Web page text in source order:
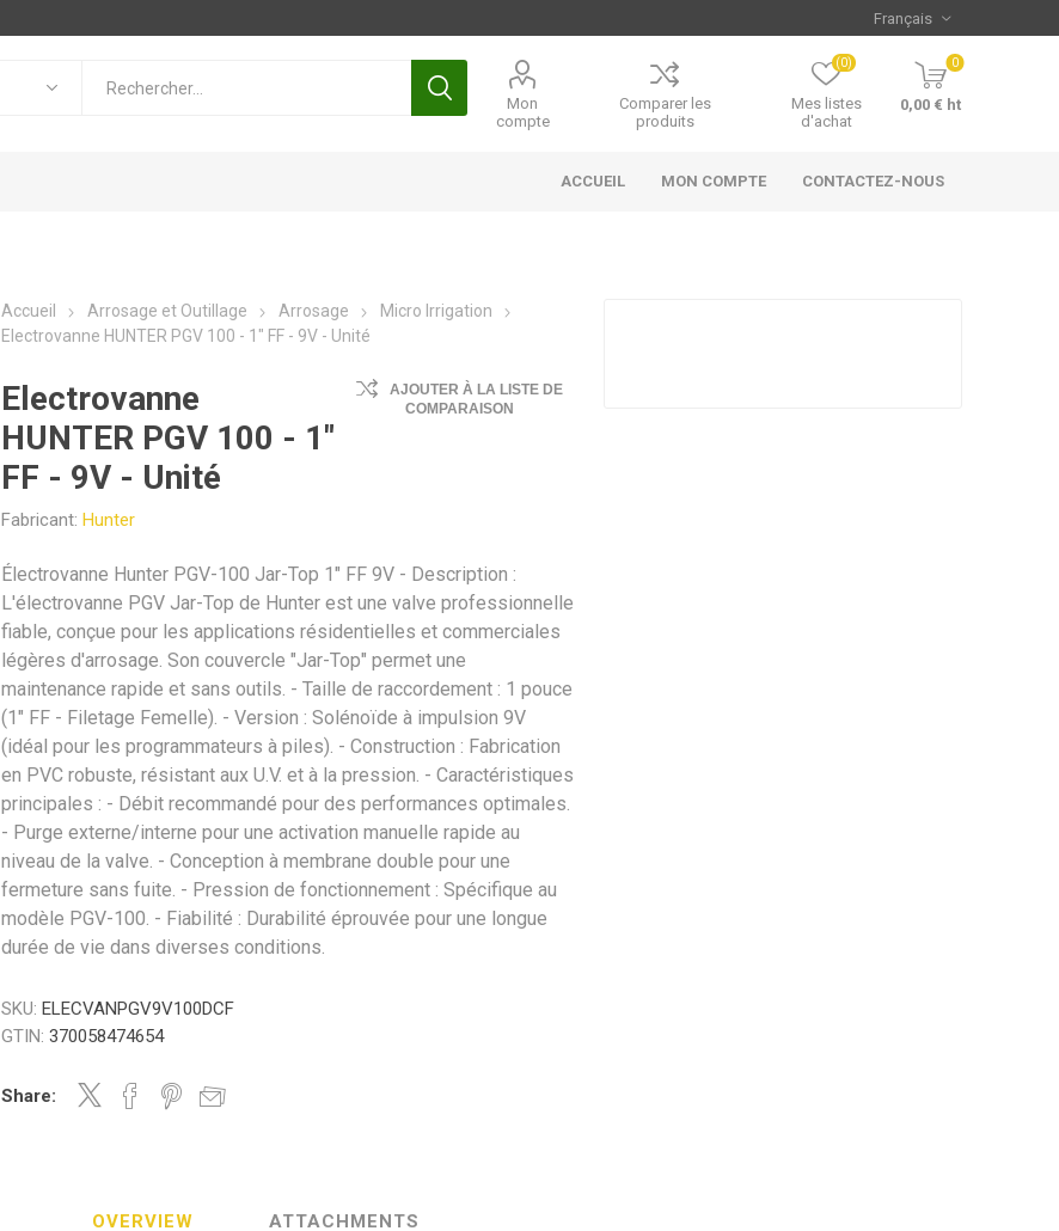
Mon
compte
Comparer les
produits
Mes listes
d'achat
(0) 0
0,00 € ht
ACCUEIL MON COMPTE CONTACTEZ-NOUS
Accueil Arrosage et Outillage Arrosage
Micro Irrigation
Electrovanne HUNTER PGV 100 - 1" FF - 9V - Unité
Electrovanne
HUNTER PGV 100 - 1"
FF - 9V - Unité
Fabricant: Hunter
AJOUTER À LA LISTE DE
COMPARAISON
Électrovanne Hunter PGV-100 Jar-Top 1" FF 9V - Description :
L'électrovanne PGV Jar-Top de Hunter est une valve professionnelle
fiable, conçue pour les applications résidentielles et commerciales
légères d'arrosage. Son couvercle "Jar-Top" permet une
maintenance rapide et sans outils. - Taille de raccordement : 1 pouce
(1" FF - Filetage Femelle). - Version : Solénoïde à impulsion 9V
(idéal pour les programmateurs à piles). - Construction : Fabrication
en PVC robuste, résistant aux U.V. et à la pression. - Caractéristiques
principales : - Débit recommandé pour des performances optimales.
- Purge externe/interne pour une activation manuelle rapide au
niveau de la valve. - Conception à membrane double pour une
fermeture sans fuite. - Pression de fonctionnement : Spécifique au
modèle PGV-100. - Fiabilité : Durabilité éprouvée pour une longue
durée de vie dans diverses conditions.
SKU: ELECVANPGV9V100DCF
GTIN: 370058474654
Share:
OVERVIEW ATTACHMENTS